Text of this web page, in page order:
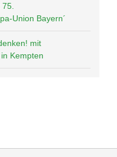
Union Bayern´
mit
Kempten